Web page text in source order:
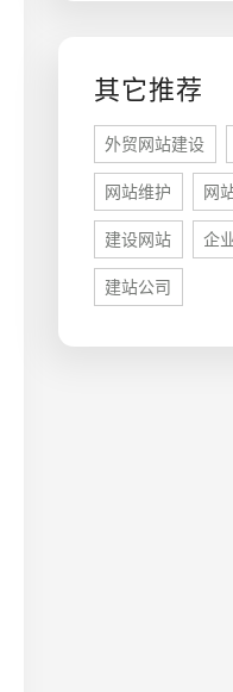
其它推荐
外贸网站建设
网站维护 网
建设网站 企
建站公司
创意品牌型网站 · 标准企